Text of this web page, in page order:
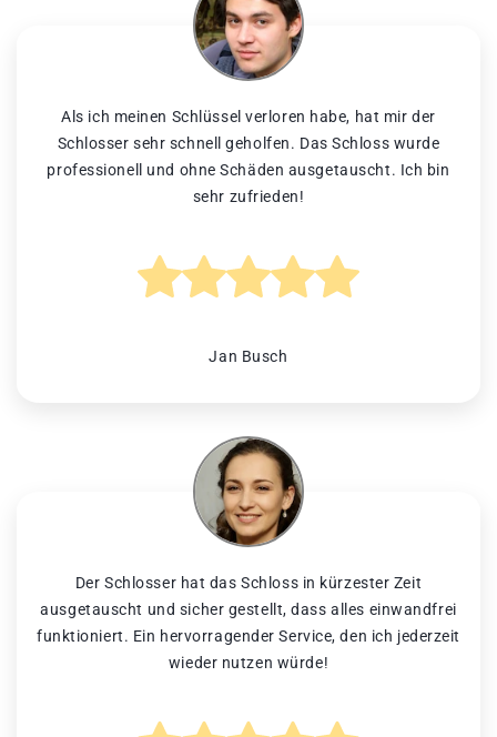
Als ich meinen Schlüssel verloren habe, hat mir der
Schlosser sehr schnell geholfen. Das Schloss wurde
professionell und ohne Schäden ausgetauscht. Ich bin
sehr zufrieden!
Jan Busch
Der Schlosser hat das Schloss in kürzester Zeit
ausgetauscht und sicher gestellt, dass alles einwandfrei
funktioniert. Ein hervorragender Service, den ich jederzeit
wieder nutzen würde!